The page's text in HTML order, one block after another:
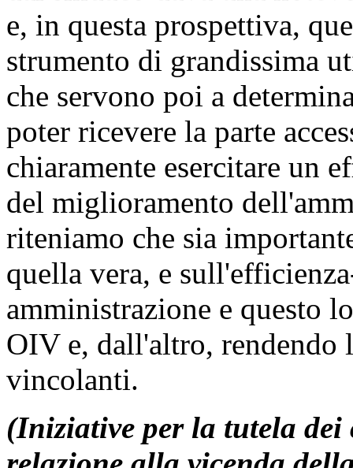
e, in questa prospettiva,
strumento di grandissima
che servono poi a
poter ricevere la parte
chiaramente esercitare un
del miglioramento
riteniamo che sia
quella vera, e
amministrazione e questo
OIV e, dall'altro,
vincolanti.
(Iniziative per la tutela